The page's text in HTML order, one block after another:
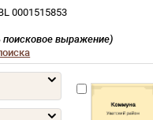
0001515853
поисковое выражение)